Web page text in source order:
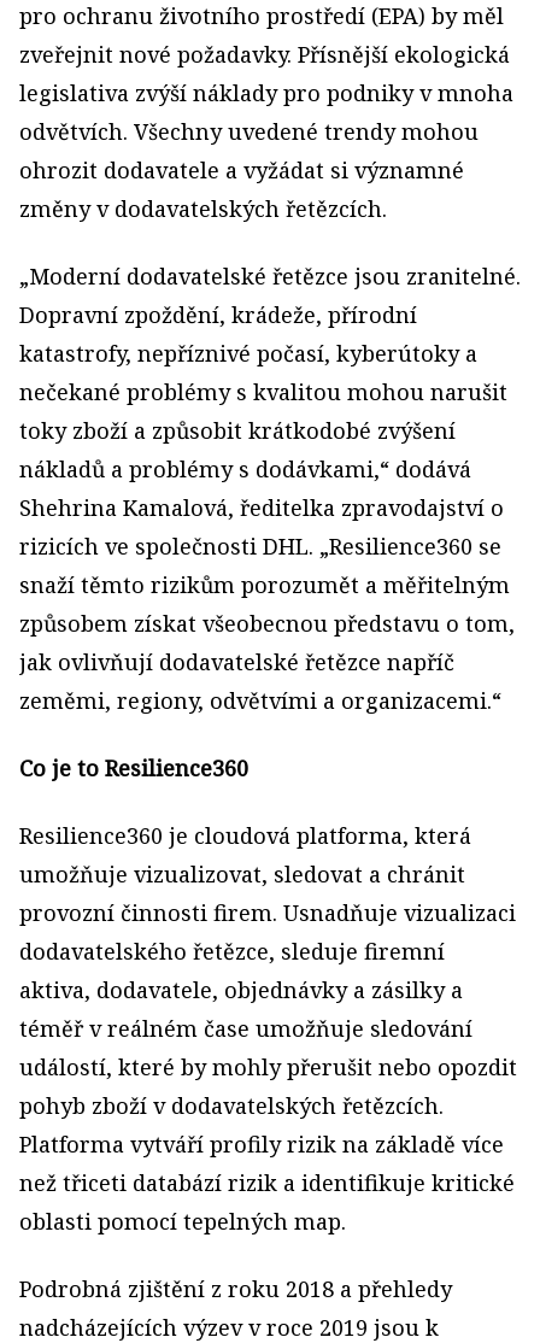
pro ochranu životního prostředí (EPA) by měl
zveřejnit nové požadavky. Přísnější ekologická
legislativa zvýší náklady pro podniky v mnoha
odvětvích. Všechny uvedené trendy mohou
ohrozit dodavatele a vyžádat si významné
změny v dodavatelských řetězcích.
„Moderní dodavatelské řetězce jsou zranitelné.
Dopravní zpoždění, krádeže, přírodní
katastrofy, nepříznivé počasí, kyberútoky a
nečekané problémy s kvalitou mohou narušit
toky zboží a způsobit krátkodobé zvýšení
nákladů a problémy s dodávkami,“ dodává
Shehrina Kamalová, ředitelka zpravodajství o
rizicích ve společnosti DHL. „Resilience360 se
snaží těmto rizikům porozumět a měřitelným
způsobem získat všeobecnou představu o tom,
jak ovlivňují dodavatelské řetězce napříč
zeměmi, regiony, odvětvími a organizacemi.“
Co je to Resilience360
Resilience360 je cloudová platforma, která
umožňuje vizualizovat, sledovat a chránit
provozní činnosti firem. Usnadňuje vizualizaci
dodavatelského řetězce, sleduje firemní
aktiva, dodavatele, objednávky a zásilky a
téměř v reálném čase umožňuje sledování
událostí, které by mohly přerušit nebo opozdit
pohyb zboží v dodavatelských řetězcích.
Platforma vytváří profily rizik na základě více
než třiceti databází rizik a identifikuje kritické
oblasti pomocí tepelných map.
Podrobná zjištění z roku 2018 a přehledy
nadcházejících výzev v roce 2019 jsou k